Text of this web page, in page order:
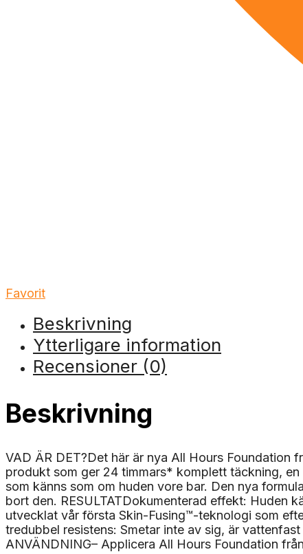
Favorit
Beskrivning
Ytterligare information
Recensioner (0)
Beskrivning
VAD ÄR DET?Det här är nya All Hours Foundation
produkt som ger 24 timmars* komplett täckning,
som känns som om huden vore bar. Den nya
bort den. RESULTATDokumenterad effekt: Huden
utvecklat vår första Skin-Fusing™-teknologi som
tredubbel resistens: Smetar inte av sig, är
ANVÄNDNING– Applicera All Hours Foundation